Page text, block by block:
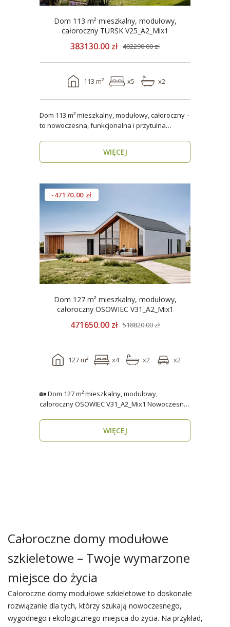
Dom 113 m² mieszkalny, modułowy,
całoroczny TURSK V25_A2_Mix1
383130.00 zł 402290.00 zł
113 m² x5 x2
Dom 113 m² mieszkalny, modułowy, całoroczny –
to nowoczesna, funkcjonalna i przytulna
WIĘCEJ
-47170.00 zł
Dom 127 m² mieszkalny, modułowy,
całoroczny OSOWIEC V31_A2_Mix1
471650.00 zł 518820.00 zł
127 m² x4 x2 x2
🏡 Dom 127 m² mieszkalny, modułowy,
całoroczny OSOWIEC V31_A2_Mix1 Nowoczesny,
WIĘCEJ
Całoroczne domy modułowe
szkieletowe – Twoje wymarzone
miejsce do życia
Całoroczne domy modułowe szkieletowe to doskonałe
rozwiązanie dla tych, którzy szukają nowoczesnego,
wygodnego i ekologicznego miejsca do życia. Na przykład,